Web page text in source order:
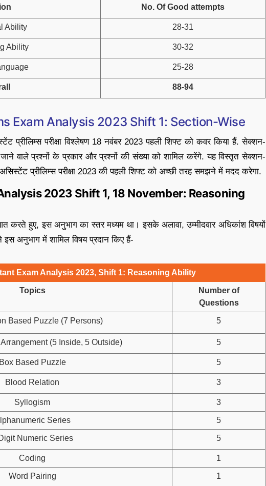
No. Of Good attempts
Ability 28-31
Ability 30-32
25-28
88-94
Exam Analysis 2023 Shift 1: Section-Wise
प्रीलिम्स परीक्षा विश्लेषण 18 नवंबर 2023 पहली शिफ्ट को कवर किया हैं. सेक्शन-
जाने वाले प्रश्नों के प्रकार और प्रश्नों की संख्या को शामिल करेंगे. यह विस्तृत सेक्शन-
प्रीलिम्स परीक्षा 2023 की पहली शिफ्ट को अच्छी तरह समझने में मदद करेगा.
2023 Shift 1, 18 November: Reasoning
हुए, इस अनुभाग का स्तर मध्यम था। इसके अलावा, उम्मीदवार अधिकांश विषयों
अनुभाग में शामिल विषय प्रदान किए हैं-
Exam Analysis 2023, Shift 1: Reasoning Ability
Topics
Number of
Questions
Based Puzzle (7 Persons) 5
(5 Inside, 5 Outside) 5
Box Based Puzzle 5
Blood Relation 3
Syllogism 3
Series 5
Numeric Series 5
Coding 1
Word Pairing 1